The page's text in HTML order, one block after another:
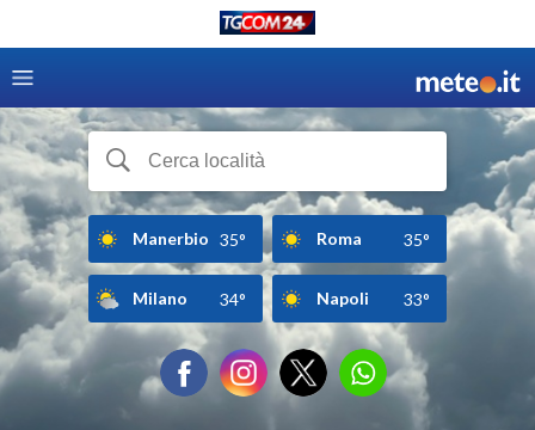
Manerbio 35° Roma 35°
Milano 34° Napoli 33°